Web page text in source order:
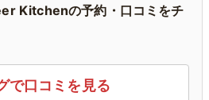
Kitchenの予約・口コミをチ
で口コミを見る